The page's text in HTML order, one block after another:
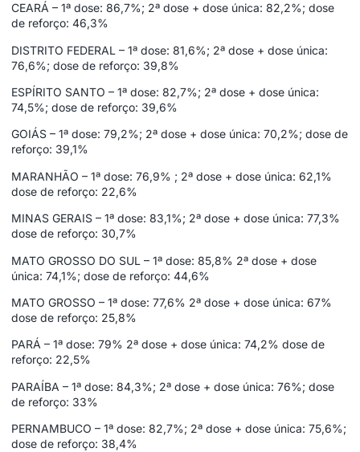
CEARÁ – 1ª dose: 86,7%; 2ª dose + dose única: 82,2%; dose
de reforço: 46,3%
DISTRITO FEDERAL – 1ª dose: 81,6%; 2ª dose + dose única:
76,6%; dose de reforço: 39,8%
ESPÍRITO SANTO – 1ª dose: 82,7%; 2ª dose + dose única:
74,5%; dose de reforço: 39,6%
GOIÁS – 1ª dose: 79,2%; 2ª dose + dose única: 70,2%; dose de
reforço: 39,1%
MARANHÃO – 1ª dose: 76,9% ; 2ª dose + dose única: 62,1%
dose de reforço: 22,6%
MINAS GERAIS – 1ª dose: 83,1%; 2ª dose + dose única: 77,3%
dose de reforço: 30,7%
MATO GROSSO DO SUL – 1ª dose: 85,8% 2ª dose + dose
única: 74,1%; dose de reforço: 44,6%
MATO GROSSO – 1ª dose: 77,6% 2ª dose + dose única: 67%
dose de reforço: 25,8%
PARÁ – 1ª dose: 79% 2ª dose + dose única: 74,2% dose de
reforço: 22,5%
PARAÍBA – 1ª dose: 84,3%; 2ª dose + dose única: 76%; dose
de reforço: 33%
PERNAMBUCO – 1ª dose: 82,7%; 2ª dose + dose única: 75,6%;
dose de reforço: 38,4%